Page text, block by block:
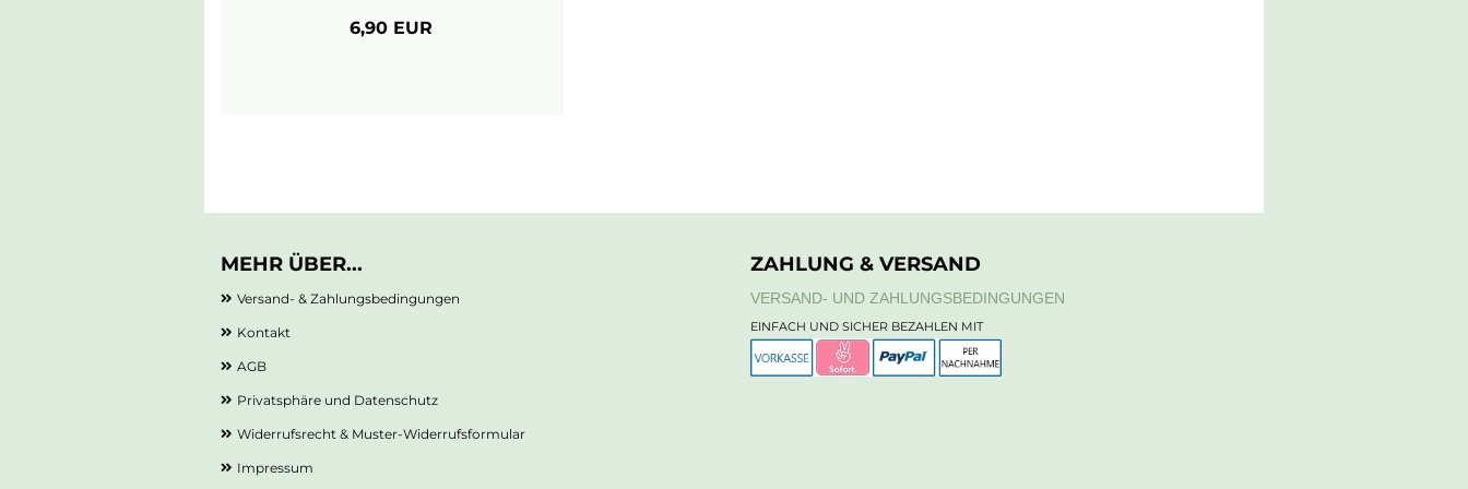
6,90 EUR
MEHR ÜBER...
Versand- & Zahlungsbedingungen
Kontakt
AGB
Privatsphäre und Datenschutz
Widerrufsrecht & Muster-Widerrufsformular
Impressum
ZAHLUNG & VERSAND
VERSAND- UND ZAHLUNGSBEDINGUNGEN
EINFACH UND SICHER BEZAHLEN MIT